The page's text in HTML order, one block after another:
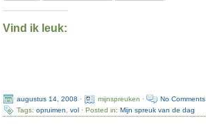
Vind ik leuk:
augustus 14, 2008 · mijnspreuken ·
No Comments
Tags:opruimen ,vol · Posted in:Mijn spreuk van de dag